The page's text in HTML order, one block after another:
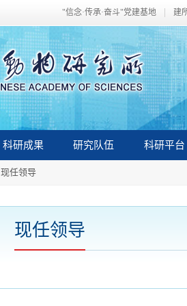
"信念·传承·奋斗"党建基地 建
科研成果 研究队伍 科研平台
现任领导
现任领导